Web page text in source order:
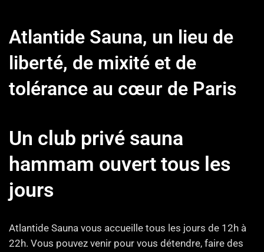
Atlantide Sauna, un lieu de
liberté, de mixité et de
tolérance au cœur de Paris
Un club privé sauna
hammam ouvert tous les
jours
Atlantide Sauna vous accueille tous les jours de 12h à
22h. Vous pouvez venir pour vous détendre, faire des